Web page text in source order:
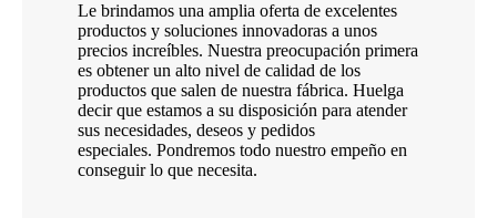
Le brindamos una amplia oferta de excelentes
productos y soluciones innovadoras a unos
precios increíbles. Nuestra preocupación primera
es obtener un alto nivel de calidad de los
productos que salen de nuestra fábrica. Huelga
decir que estamos a su disposición para atender
sus necesidades, deseos y pedidos
especiales. Pondremos todo nuestro empeño en
conseguir lo que necesita.